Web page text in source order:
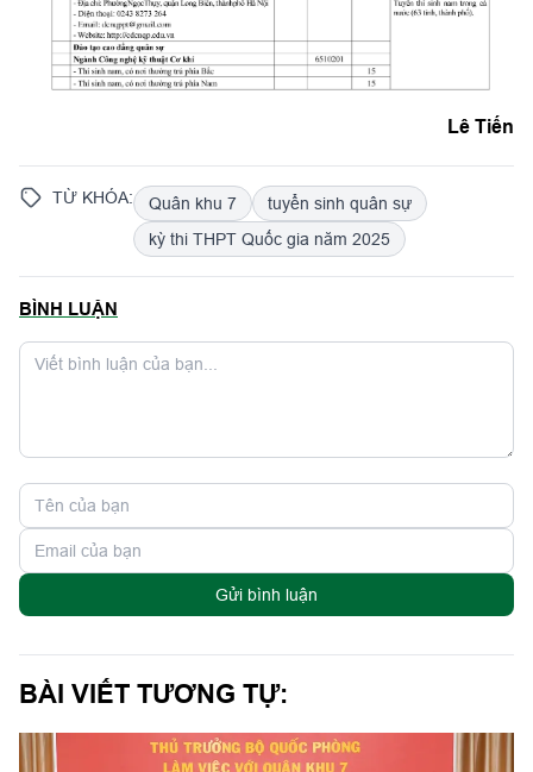
Lê Tiến
TỪ KHÓA: Quân khu 7
tuyển sinh quân sự
kỳ thi THPT Quốc gia năm 2025
BÌNH LUẬN
Gửi bình luận
BÀI VIẾT TƯƠNG TỰ: